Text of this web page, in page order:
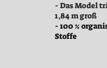
- Das Model
1,84 m groß
- 100 %
Stoffe